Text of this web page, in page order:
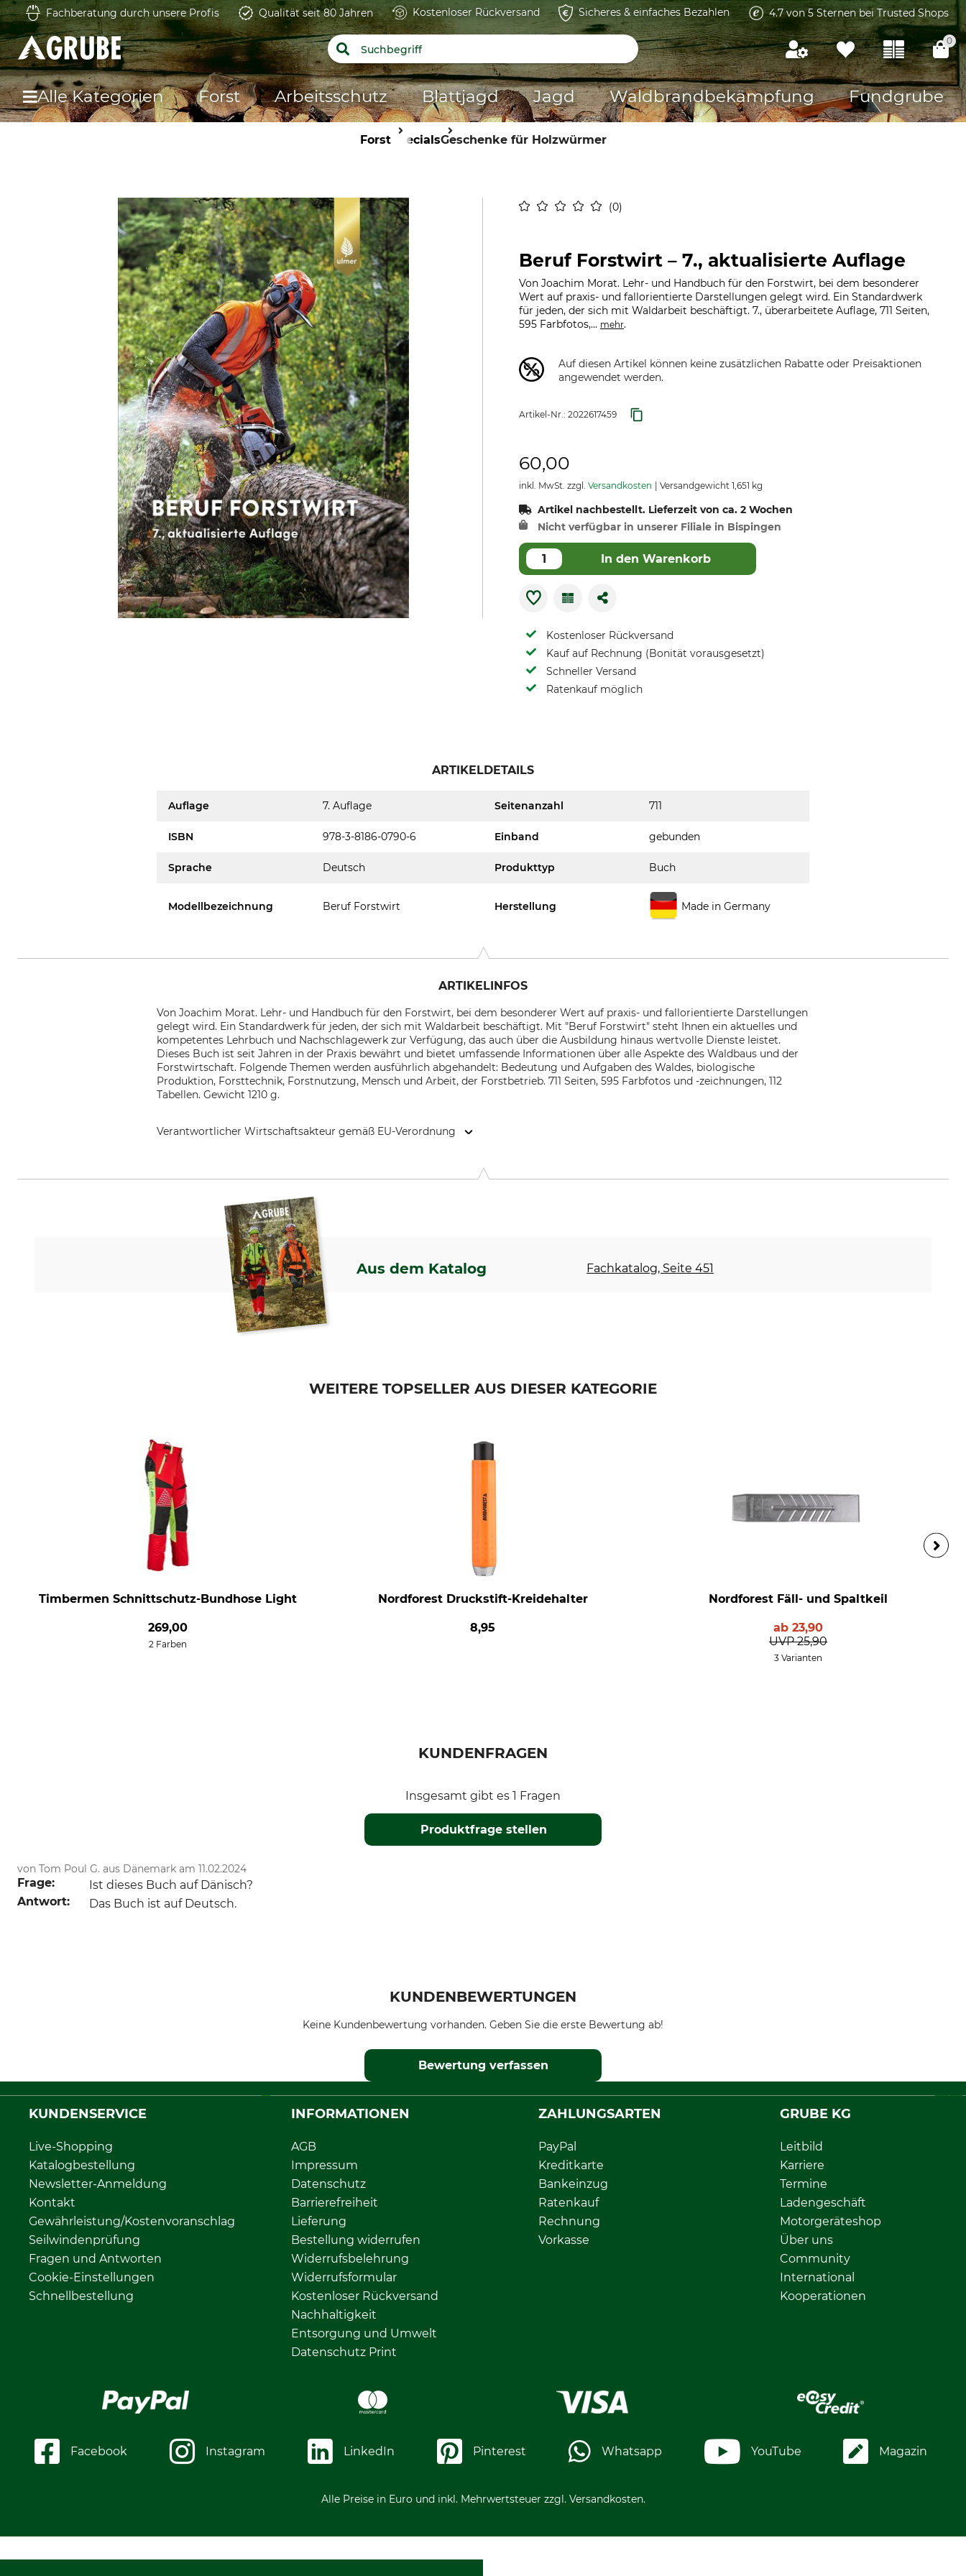
Fachberatung durch unsere Profis Qualität seit 80 Jahren Kostenloser Rückversand Sicheres & einfaches Bezahlen 4.7 von 5 Sternen bei Trusted Shops
0
Alle Kategorien Forst Arbeitsschutz Blattjagd Jagd Waldbrandbekämpfung Fundgrube
ForstSpecialsGeschenke für Holzwürmer
0
Beruf Forstwirt – 7., aktualisierte Auflage
Von Joachim Morat. Lehr- und Handbuch für den Forstwirt, bei dem besonderer
Wert auf praxis- und fallorientierte Darstellungen gelegt wird. Ein Standardwerk
für jeden, der sich mit Waldarbeit beschäftigt. 7., überarbeitete Auflage, 711 Seiten,
595 Farbfotos,... mehr.
Auf diesen Artikel können keine zusätzlichen Rabatte oder Preisaktionen
angewendet werden.
Artikel-Nr.: 2022617459
60,00
inkl. MwSt. zzgl. Versandkosten Versandgewicht 1,651 kg
Artikel nachbestellt. Lieferzeit von ca. 2 Wochen
Nicht verfügbar in unserer Filiale in Bispingen
In den Warenkorb
Kostenloser Rückversand
Kauf auf Rechnung (Bonität vorausgesetzt)
Schneller Versand
Ratenkauf möglich
ARTIKELDETAILS
Auflage 7. Auflage Seitenanzahl 711
ISBN 978-3-8186-0790-6 Einband gebunden
Sprache Deutsch Produkttyp Buch
Modellbezeichnung Beruf Forstwirt Herstellung Made in Germany
ARTIKELINFOS
Von Joachim Morat. Lehr- und Handbuch für den Forstwirt, bei dem besonderer Wert auf praxis- und fallorientierte Darstellungen
gelegt wird. Ein Standardwerk für jeden, der sich mit Waldarbeit beschäftigt. Mit "Beruf Forstwirt" steht Ihnen ein aktuelles und
kompetentes Lehrbuch und Nachschlagewerk zur Verfügung, das auch über die Ausbildung hinaus wertvolle Dienste leistet.
Dieses Buch ist seit Jahren in der Praxis bewährt und bietet umfassende Informationen über alle Aspekte des Waldbaus und der
Forstwirtschaft. Folgende Themen werden ausführlich abgehandelt: Bedeutung und Aufgaben des Waldes, biologische
Produktion, Forsttechnik, Forstnutzung, Mensch und Arbeit, der Forstbetrieb. 711 Seiten, 595 Farbfotos und -zeichnungen, 112
Tabellen. Gewicht 1210 g.
Verantwortlicher Wirtschaftsakteur gemäß EU-Verordnung
Aus dem Katalog Fachkatalog, Seite 451
WEITERE TOPSELLER AUS DIESER KATEGORIE
Timbermen Schnittschutz-Bundhose Light
269,00
2 Farben
Nordforest Druckstift-Kreidehalter
8,95
Nordforest Fäll- und Spaltkeil
ab23,90
UVP 25,90
3 Varianten
KUNDENFRAGEN
Insgesamt gibt es 1 Fragen
Produktfrage stellen
von Tom Poul G. aus Dänemark am 11.02.2024
Frage:
Ist dieses Buch auf Dänisch?
Antwort:
Das Buch ist auf Deutsch.
KUNDENBEWERTUNGEN
Keine Kundenbewertung vorhanden. Geben Sie die erste Bewertung ab!
Bewertung verfassen
KUNDENSERVICE
Live-Shopping
Katalogbestellung
Newsletter-Anmeldung
Kontakt
Gewährleistung/Kostenvoranschlag
Seilwindenprüfung
Fragen und Antworten
Cookie-Einstellungen
Schnellbestellung
INFORMATIONEN
AGB
Impressum
Datenschutz
Barrierefreiheit
Lieferung
Bestellung widerrufen
Widerrufsbelehrung
Widerrufsformular
Kostenloser Rückversand
Nachhaltigkeit
Entsorgung und Umwelt
Datenschutz Print
ZAHLUNGSARTEN
PayPal
Kreditkarte
Bankeinzug
Ratenkauf
Rechnung
Vorkasse
GRUBE KG
Leitbild
Karriere
Termine
Ladengeschäft
Motorgeräteshop
Über uns
Community
International
Kooperationen
Facebook Instagram LinkedIn Pinterest Whatsapp YouTube Magazin
Alle Preise in Euro und inkl. Mehrwertsteuer zzgl. Versandkosten.